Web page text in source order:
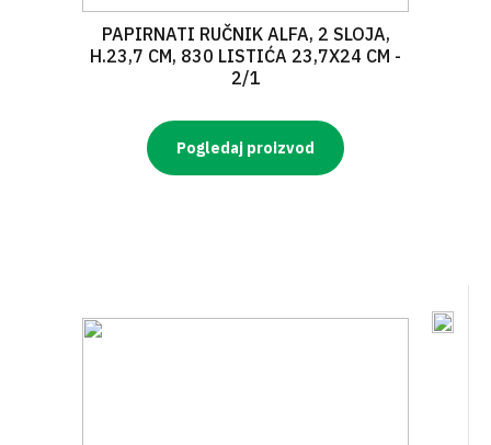
PAPIRNATI RUČNIK ALFA, 2 SLOJA,
H.23,7 CM, 830 LISTIĆA 23,7X24 CM -
2/1
Pogledaj proizvod